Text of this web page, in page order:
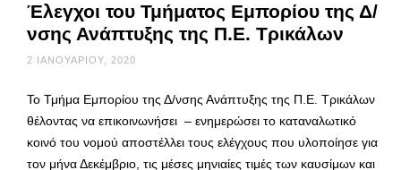
Έλεγχοι του Τμήματος Εμπορίου της Δ/
νσης Ανάπτυξης της Π.Ε. Τρικάλων
2 ΙΑΝΟΥΑΡΊΟΥ, 2020
Το Τμήμα Εμπορίου της Δ/νσης Ανάπτυξης της Π.Ε. Τρικάλων
θέλοντας να επικοινωνήσει – ενημερώσει το καταναλωτικό
κοινό του νομού αποστέλλει τους ελέγχους που υλοποίησε για
τον μήνα Δεκέμβριο, τις μέσες μηνιαίες τιμές των καυσίμων και